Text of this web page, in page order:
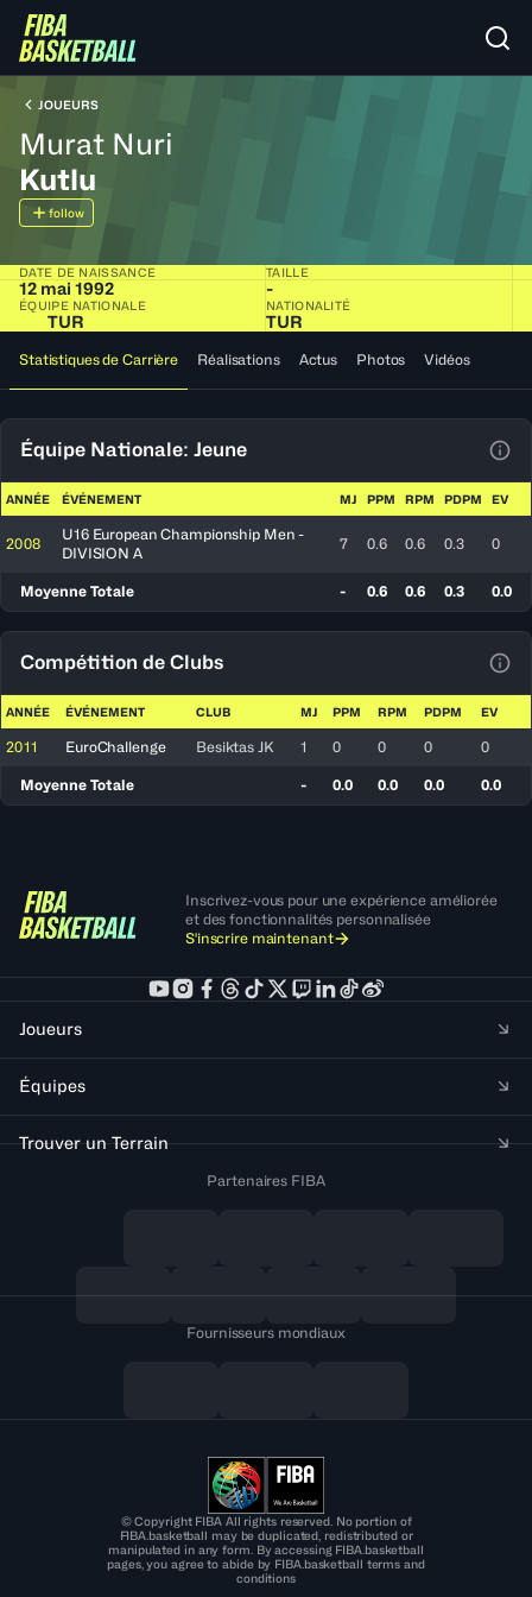
JOUEURS
Murat Nuri
Kutlu
follow
DATE DE NAISSANCE
12 mai 1992
TAILLE
-
ÉQUIPE NATIONALE
TUR
NATIONALITÉ
TUR
Statistiques de Carrière Réalisations Actus Photos Vidéos
Équipe Nationale: Jeune
ANNÉE ÉVÉNEMENT MJ PPM RPM PDPM EV
2008
U16 European Championship Men -
DIVISION A
7 0.6 0.6 0.3 0
Moyenne Totale - 0.6 0.6 0.3 0.0
Compétition de Clubs
ANNÉE ÉVÉNEMENT CLUB MJ PPM RPM PDPM EV
2011 EuroChallenge Besiktas JK 1 0 0 0 0
Moyenne Totale - 0.0 0.0 0.0 0.0
Inscrivez-vous pour une expérience améliorée
et des fonctionnalités personnalisée
S'inscrire maintenant
Joueurs
Équipes
Trouver un Terrain
Partenaires FIBA
Fournisseurs mondiaux
© Copyright FIBA All rights reserved. No portion of
FIBA.basketball may be duplicated, redistributed or
manipulated in any form. By accessing FIBA.basketball
pages, you agree to abide by FIBA.basketball terms and
conditions